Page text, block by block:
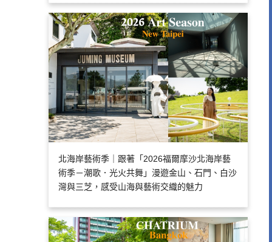
北海岸藝術季｜跟著「2026福爾摩沙北海岸藝
術季－潮歌．光火共舞」漫遊金山、石門、白沙
灣與三芝，感受山海與藝術交織的魅力